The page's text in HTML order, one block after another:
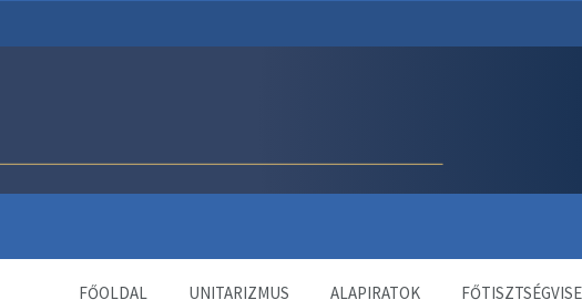
FŐOLDAL UNITARIZMUS ALAPIRATOK